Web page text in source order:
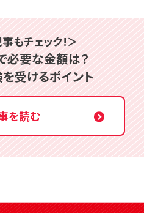
もチェック!＞
必要な金額は？
受けるポイント
を読む